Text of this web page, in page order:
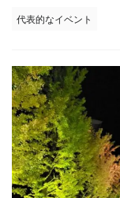
代表的なイベント